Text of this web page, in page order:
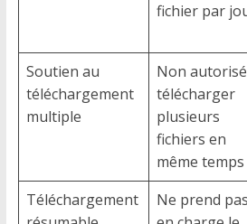
fichier par
Soutien au
téléchargement
multiple
Non
télécharger
plusieurs
fichiers en
même temps
Téléchargement
Ne prend pas